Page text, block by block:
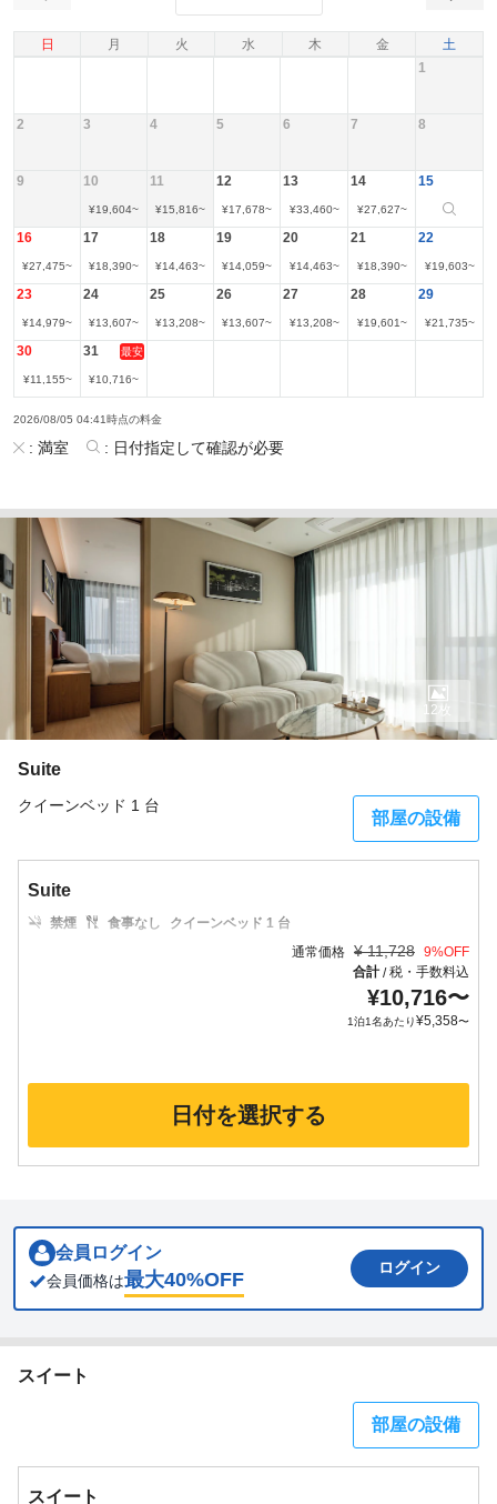
日 月 火 水 木 金 土
1
2 3 4 5 6 7 8
9 10
¥19,604~
11
¥15,816~
12
¥17,678~
13
¥33,460~
14
¥27,627~
15
16
¥27,475~
17
¥18,390~
18
¥14,463~
19
¥14,059~
20
¥14,463~
21
¥18,390~
22
¥19,603~
23
¥14,979~
24
¥13,607~
25
¥13,208~
26
¥13,607~
27
¥13,208~
28
¥19,601~
29
¥21,735~
30
¥11,155~
31 最安
¥10,716~
2026/08/05 04:41時点の料金
: 満室 : 日付指定して確認が必要
Suite
クイーンベッド 1 台
部屋の設備
12枚
Suite
禁煙 食事なし
クイーンベッド 1 台
通常価格 ¥ 11,728 9%OFF
合計/税・手数料込
¥10,716〜
1泊1名あたり¥5,358〜
日付を選択する
会員ログイン
会員価格は最大40%OFF
ログイン
スイート
部屋の設備
スイート